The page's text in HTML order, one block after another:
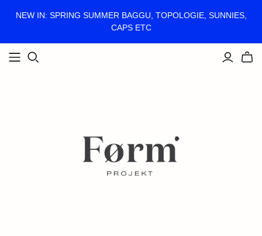
NEW IN: SPRING SUMMER BAGGU, TOPOLOGIE, SUNNIES,
CAPS ETC